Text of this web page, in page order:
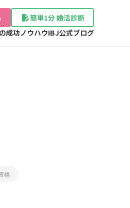
簡単1分 婚活診断
成功ノウハウIBJ公式ブログ
格